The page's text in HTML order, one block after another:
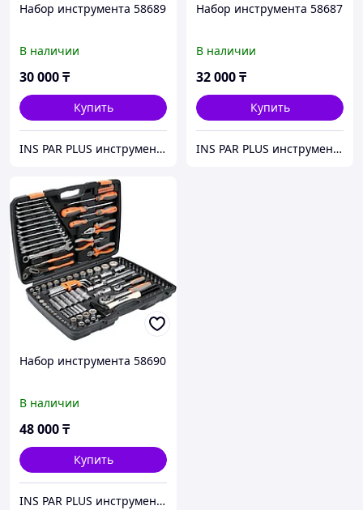
Набор инструмента 58689
В наличии
30 000₸
Купить
INS PAR PLUS инструмент профессиональный
Набор инструмента 58687
В наличии
32 000₸
Купить
INS PAR PLUS инструмент профессиональный
Набор инструмента 58690
В наличии
48 000₸
Купить
INS PAR PLUS инструмент профессиональный